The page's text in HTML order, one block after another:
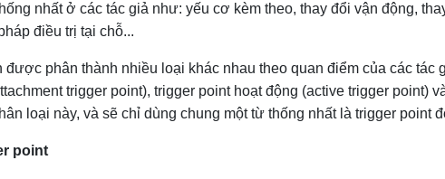
nhất ở các tác giả như: yếu cơ kèm theo, thay đổi vận động,
điều trị tại chỗ...
phân thành nhiều loại khác nhau theo quan điểm của các tác
trigger point), trigger point hoạt động (active trigger point)
loại này, và sẽ chỉ dùng chung một từ thống nhất là trigger point
point